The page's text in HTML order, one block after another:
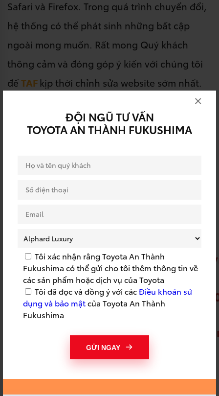
ĐỘI NGŨ TƯ VẤN
TOYOTA AN THÀNH FUKUSHIMA
Tôi xác nhận rằng Toyota An Thành
Fukushima có thể gửi cho tôi thêm thông tin về
các sản phẩm hoặc dịch vụ của Toyota
Tôi đã đọc và đồng ý với cácĐiều khoản sử
dụng và bảo mậtcủa Toyota An Thành
Fukushima
GỬI NGAY
×
Safari và Firefox. Trong quá trình chuyển đổi,
hệ thống có thể phát sinh những bất cập
ngoài mong muốn. Rất mong Quý khách
thông cảm và đóng góp ý kiến với chúng tôi
đểTAF kịp thời chỉnh sửa website sớm nhất.
thức:
Hotline Dịch vụ:
Youtube:
https://www.youtube.com/channel/
Zalo OA:
https://zalo.me/
Fanpage Facebook:
https://www.facebook.com/
Toyota An Thành Fukushima